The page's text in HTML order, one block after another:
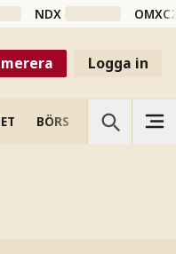
NDX
Logga in
BÖRS VETENSKAP